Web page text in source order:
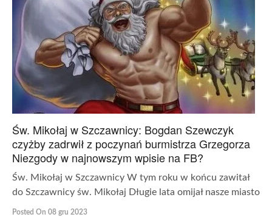
Św. Mikołaj w Szczawnicy: Bogdan Szewczyk
czyżby zadrwił z poczynań burmistrza Grzegorza
Niezgody w najnowszym wpisie na FB?
Św. Mikołaj w Szczawnicy W tym roku w końcu zawitał
do Szczawnicy św. Mikołaj Długie lata omijał nasze miasto
Posted On 08 gru 2023